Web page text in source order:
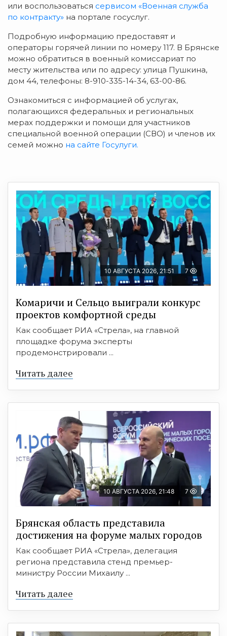
или воспользоваться сервисом «Военная служба
по контракту» на портале госуслуг.
Подробную информацию предоставят и
операторы горячей линии по номеру 117. В Брянске
можно обратиться в военный комиссариат по
месту жительства или по адресу: улица Пушкина,
дом 44, телефоны: 8-910-335-14-34, 63-00-86.
Ознакомиться с информацией об услугах,
полагающихся федеральных и региональных
мерах поддержки и помощи для участников
специальной военной операции (СВО) и членов их
семей можно на сайте Госулуги.
10 АВГУСТА 2026, 21:51 7
Комаричи и Сельцо выиграли конкурс
проектов комфортной среды
Как сообщает РИА «Стрела», на главной
площадке форума эксперты
продемонстрировали ...
Читать далее
10 АВГУСТА 2026, 21:48 7
Брянская область представила
достижения на форуме малых городов
Как сообщает РИА «Стрела», делегация
региона представила стенд премьер-
министру России Михаилу ...
Читать далее